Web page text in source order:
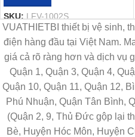
SKU:LFV-1002S
VUATHIETBI thiết bị vệ sinh,
điện hàng đầu tại Việt Nam.
giá cả rõ ràng hơn và dịch vụ
Quận 1, Quận 3, Quận 4,
Quận 10, Quận 11, Quận 12,
Phú Nhuận, Quận Tân Bình,
(Quận 2, 9, Thủ Đức gộp lại
Bè, Huyện Hóc Môn, Huyện